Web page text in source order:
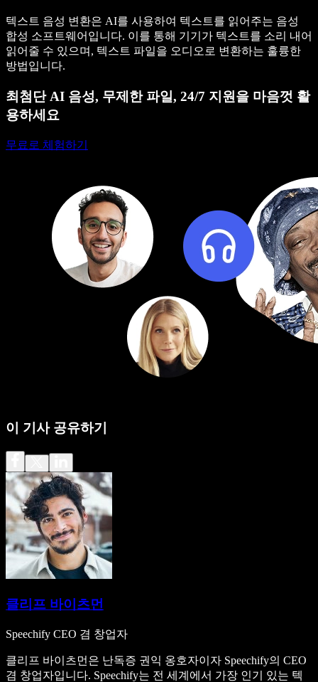
텍스트 음성 변환은 AI를 사용하여 텍스트를 읽어주는 음성
합성 소프트웨어입니다. 이를 통해 기기가 텍스트를 소리 내어
읽어줄 수 있으며, 텍스트 파일을 오디오로 변환하는 훌륭한
방법입니다.
최첨단 AI 음성, 무제한 파일, 24/7 지원을 마음껏 활
용하세요
무료로 체험하기
이 기사 공유하기
클리프 바이츠먼
Speechify CEO 겸 창업자
클리프 바이츠먼은 난독증 권익 옹호자이자 Speechify의 CEO
겸 창업자입니다. Speechify는 전 세계에서 가장 인기 있는 텍